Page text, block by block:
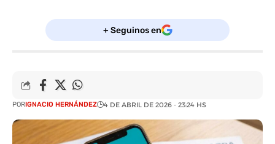
+ Seguinos en
PORIGNACIO HERNÁNDEZ 4 DE ABRIL DE 2026 - 23:24 HS